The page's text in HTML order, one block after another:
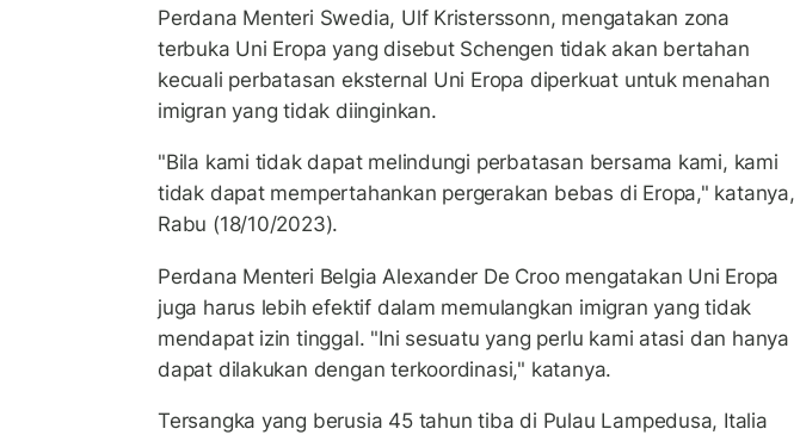
Perdana Menteri Swedia, Ulf Kristerssonn, mengatakan zona
terbuka Uni Eropa yang disebut Schengen tidak akan bertahan
kecuali perbatasan eksternal Uni Eropa diperkuat untuk menahan
imigran yang tidak diinginkan.
"Bila kami tidak dapat melindungi perbatasan bersama kami, kami
tidak dapat mempertahankan pergerakan bebas di Eropa," katanya,
Rabu (18/10/2023).
Perdana Menteri Belgia Alexander De Croo mengatakan Uni Eropa
juga harus lebih efektif dalam memulangkan imigran yang tidak
mendapat izin tinggal. "Ini sesuatu yang perlu kami atasi dan hanya
dapat dilakukan dengan terkoordinasi," katanya.
Tersangka yang berusia 45 tahun tiba di Pulau Lampedusa, Italia